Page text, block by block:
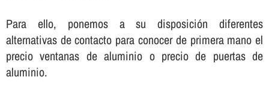
Para ello, ponemos a su disposición diferentes
alternativas de contacto para conocer de primera mano el
precio ventanas de aluminio o precio de puertas de
aluminio.